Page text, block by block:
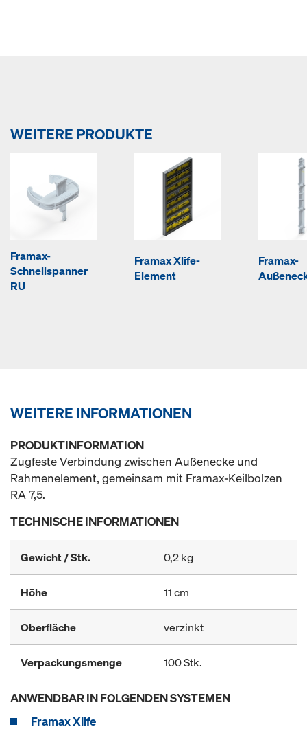
WEITERE PRODUKTE
Framax-
Schnellspanner
RU
Framax Xlife-
Element
Framax-
WEITERE INFORMATIONEN
PRODUKTINFORMATION
Zugfeste Verbindung zwischen Außenecke und
Rahmenelement, gemeinsam mit Framax-Keilbolzen
RA 7,5.
TECHNISCHE INFORMATIONEN
Gewicht / Stk. 0,2 kg
Höhe 11 cm
Oberfläche verzinkt
Verpackungsmenge 100 Stk.
ANWENDBAR IN FOLGENDEN SYSTEMEN
Framax Xlife